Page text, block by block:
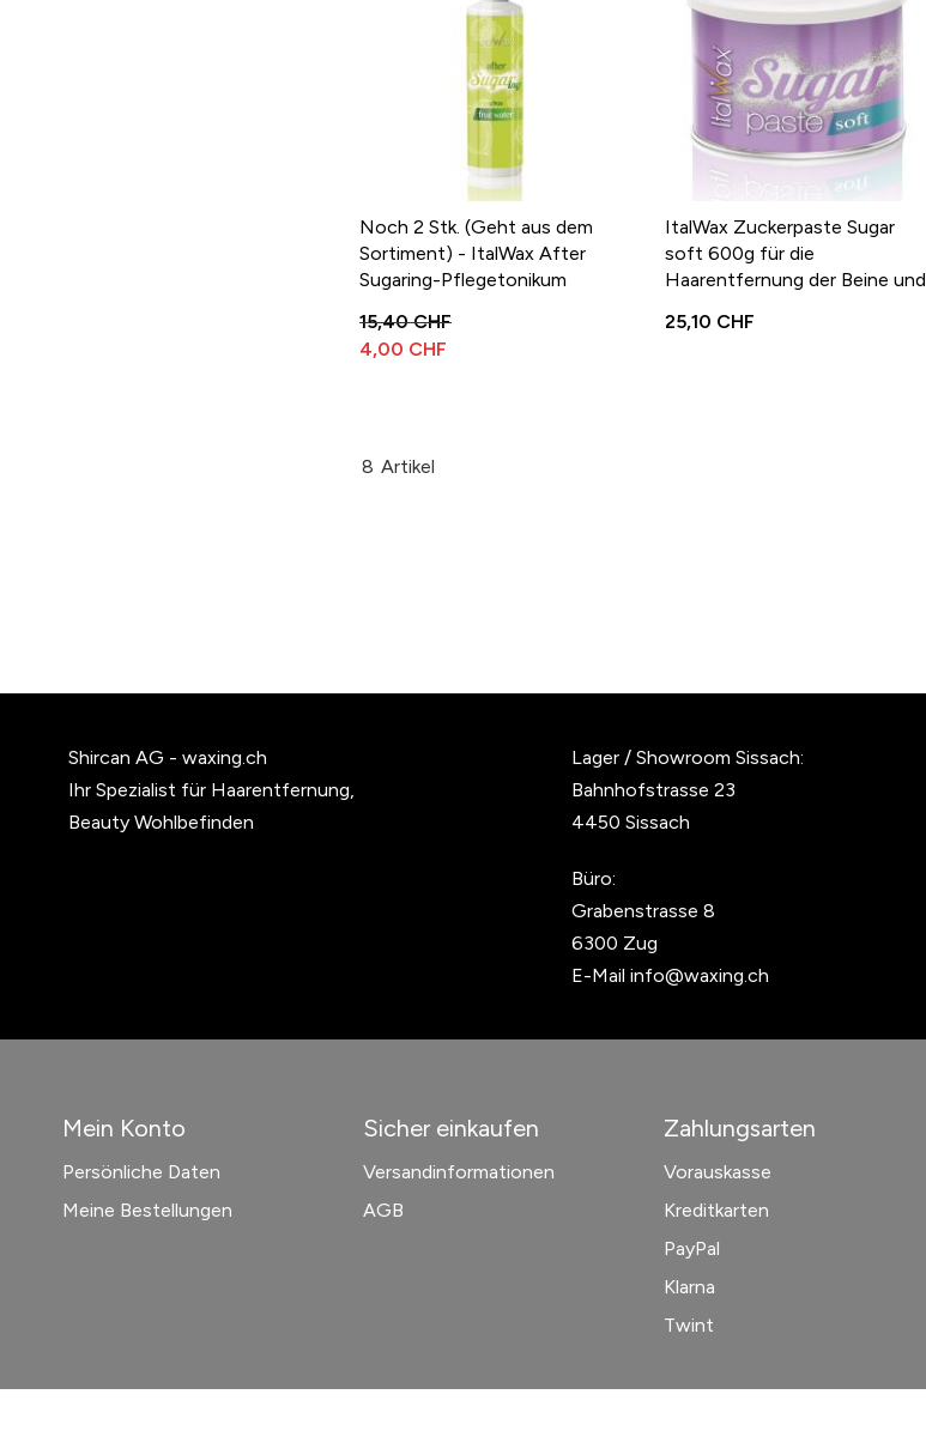
Noch 2 Stk. (Geht aus dem
Sortiment) - ItalWax After
Sugaring-Pflegetonikum
nach der Haarentfernung mit
Wachs
4,00 CHF
15,40 CHF
ItalWax Zuckerpaste Sugar
soft 600g für die
Haarentfernung der Beine und
25,10 CHF
8 Artikel
Shircan AG - waxing.ch
Ihr Spezialist für Haarentfernung,
Beauty Wohlbefinden
Lager / Showroom Sissach:
Bahnhofstrasse 23
4450 Sissach
Büro:
Grabenstrasse 8
6300 Zug
E-Mail info@waxing.ch
Mein Konto
Persönliche Daten
Meine Bestellungen
Sicher einkaufen
Versandinformationen
AGB
Zahlungsarten
Vorauskasse
Kreditkarten
PayPal
Klarna
Twint